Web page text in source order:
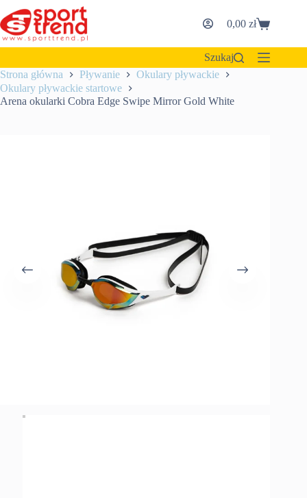
do
treści
Koszyk
0,00zł
Szukaj
Strona główna
Pływanie
Okulary pływackie
Okulary pływackie startowe
Arena okularki Cobra Edge Swipe Mirror Gold White